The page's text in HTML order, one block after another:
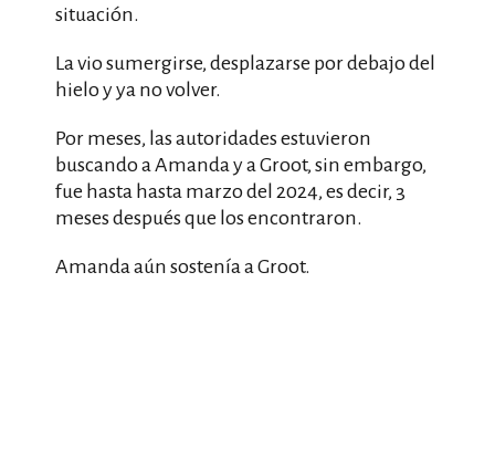
situación.
La vio sumergirse, desplazarse por debajo del
hielo y ya no volver.
Por meses, las autoridades estuvieron
buscando a Amanda y a Groot, sin embargo,
fue hasta hasta marzo del 2024, es decir, 3
meses después que los encontraron.
Amanda aún sostenía a Groot.